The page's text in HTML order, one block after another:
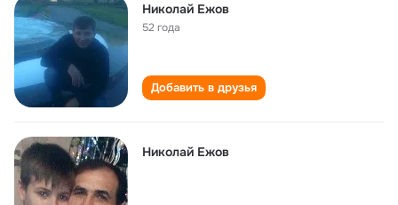
Николай Ежов
52 года
Добавить в друзья
Николай Ежов